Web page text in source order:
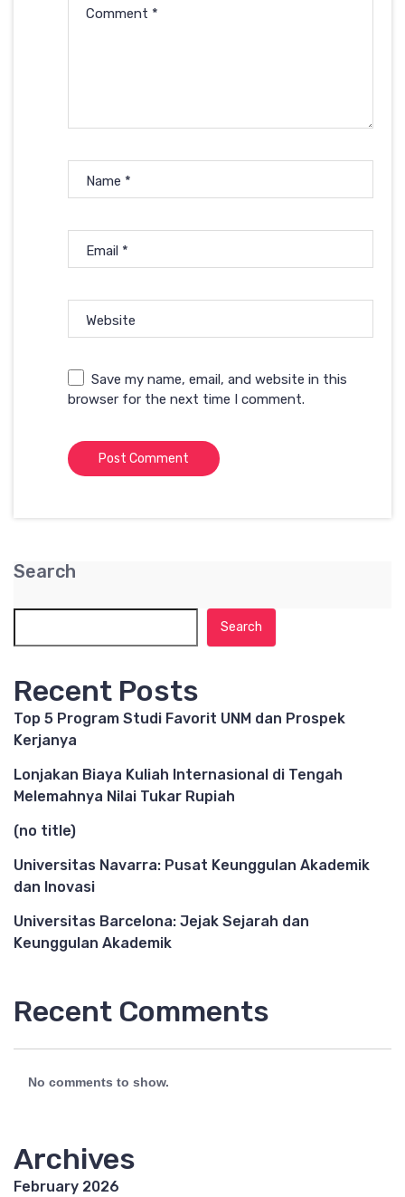
Comment *
Name *
Email *
Website
Save my name, email, and website in this
browser for the next time I comment.
Search
Search
Recent Posts
Top 5 Program Studi Favorit UNM dan Prospek
Kerjanya
Lonjakan Biaya Kuliah Internasional di Tengah
Melemahnya Nilai Tukar Rupiah
(no title)
Universitas Navarra: Pusat Keunggulan Akademik
dan Inovasi
Universitas Barcelona: Jejak Sejarah dan
Keunggulan Akademik
Recent Comments
No comments to show.
Archives
February 2026